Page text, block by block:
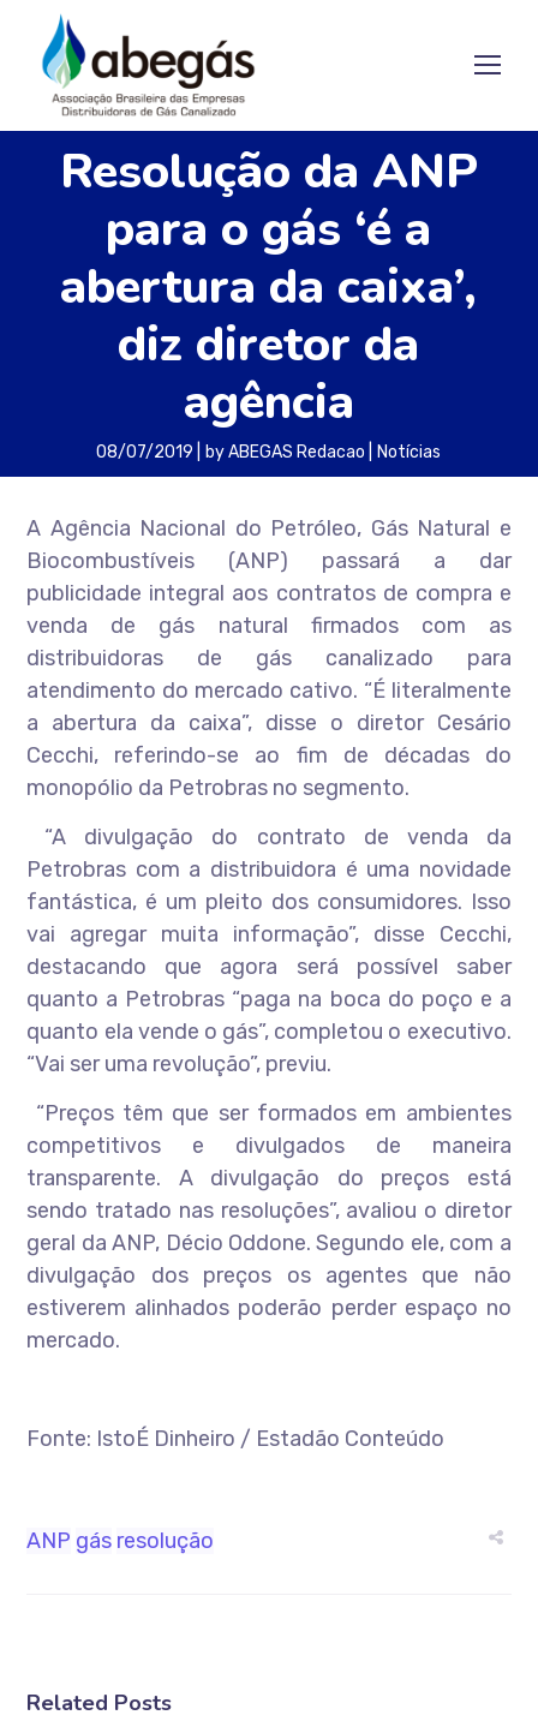
Resolução da ANP
para o gás ‘é a
abertura da caixa’,
diz diretor da
agência
08/07/2019 byABEGAS Redacao Notícias
A Agência Nacional do Petróleo, Gás Natural e
Biocombustíveis (ANP) passará a dar
publicidade integral aos contratos de compra e
venda de gás natural firmados com as
distribuidoras de gás canalizado para
atendimento do mercado cativo. “É literalmente
a abertura da caixa”, disse o diretor Cesário
Cecchi, referindo-se ao fim de décadas do
monopólio da Petrobras no segmento.
“A divulgação do contrato de venda da
Petrobras com a distribuidora é uma novidade
fantástica, é um pleito dos consumidores. Isso
vai agregar muita informação”, disse Cecchi,
destacando que agora será possível saber
quanto a Petrobras “paga na boca do poço e a
quanto ela vende o gás”, completou o executivo.
“Vai ser uma revolução”, previu.
“Preços têm que ser formados em ambientes
competitivos e divulgados de maneira
transparente. A divulgação do preços está
sendo tratado nas resoluções”, avaliou o diretor
geral da ANP, Décio Oddone. Segundo ele, com a
divulgação dos preços os agentes que não
estiverem alinhados poderão perder espaço no
mercado.
Fonte: IstoÉ Dinheiro / Estadão Conteúdo
ANP gás resolução
Related Posts